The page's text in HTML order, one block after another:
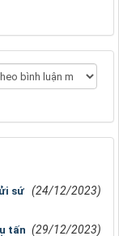
sứ (24/12/2023)
tấn (29/12/2023)